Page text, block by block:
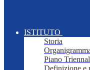
ISTITUTO
Storia
Piano